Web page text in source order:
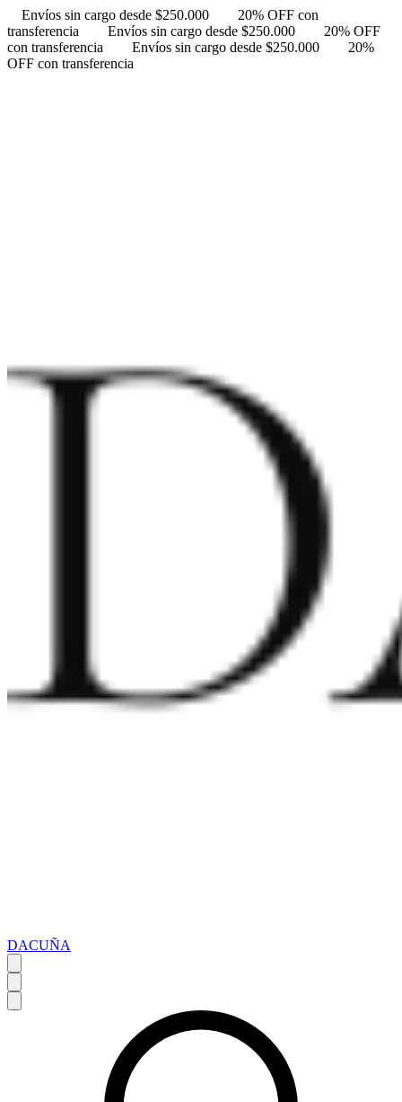
Envíos sin cargo desde $250.000
20% OFF con
transferencia
Envíos sin cargo desde $250.000
20% OFF
con transferencia
Envíos sin cargo desde $250.000
20%
OFF con transferencia
DACUÑA